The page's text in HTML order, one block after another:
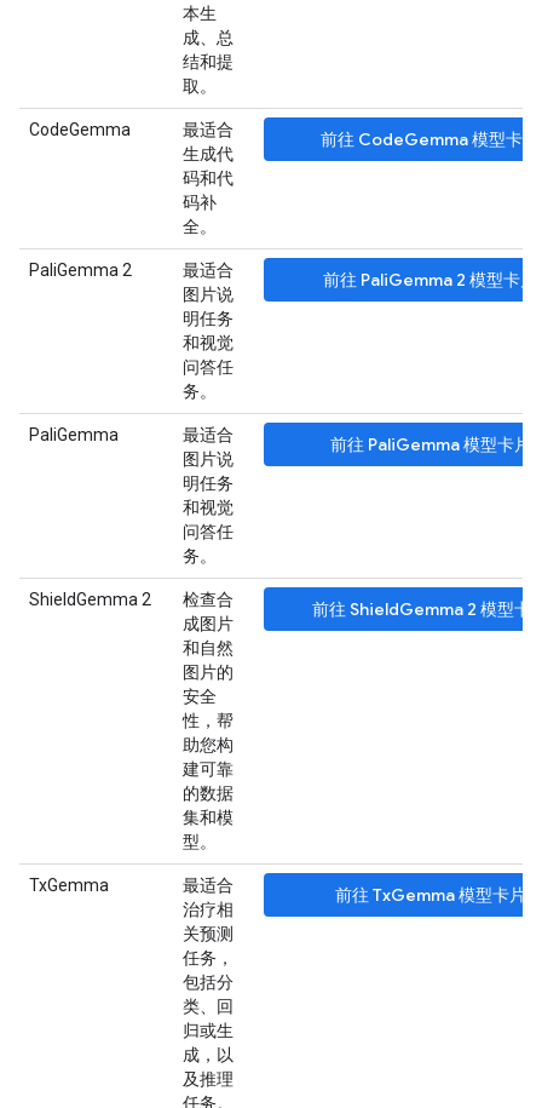
本生
成、总
结和提
取。
CodeGemma
最适合
生成代
码和代
码补
全。
前往 CodeGemma 模型卡片
PaliGemma 2
最适合
图片说
明任务
和视觉
问答任
务。
前往 PaliGemma 2 模型卡片
PaliGemma
最适合
图片说
明任务
和视觉
问答任
务。
前往 PaliGemma 模型卡片
ShieldGemma 2
检查合
成图片
和自然
图片的
安全
性，帮
助您构
建可靠
的数据
集和模
型。
前往 ShieldGemma 2 模型卡
TxGemma
最适合
治疗相
关预测
任务，
包括分
类、回
归或生
成，以
及推理
任务。
前往 TxGemma 模型卡片